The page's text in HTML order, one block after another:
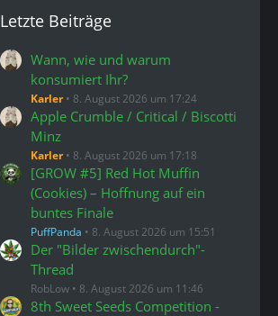
Letzte Beiträge
Wann, wie und warum
konsumiert Ihr?
Karler 8. August 2026 um 17:24
Apple Crumble / Critical / Biscotti
Minz
Karler 8. August 2026 um 17:18
[GROW #5] Red Hot Muffin
(Cookies) – Hoffnung auf ein
buntes Finale
PuffPanda 8. August 2026 um 15:51
Der "Bilder zwischendurch"-
Thread
RobLow 8. August 2026 um 11:46
8th Sweet Seeds Competition -